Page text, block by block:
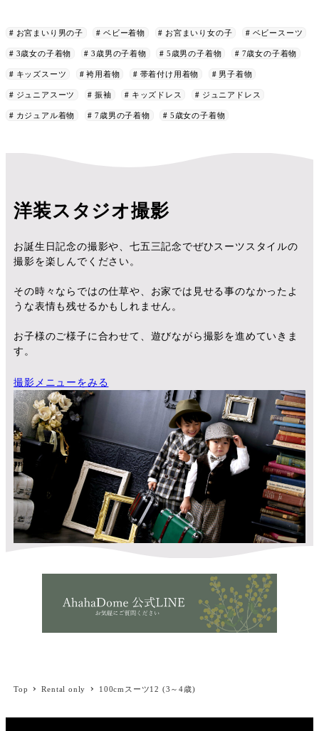
お宮まいり男の子 ベビー着物 お宮まいり女の子 ベビースーツ
3歳女の子着物 3歳男の子着物 5歳男の子着物 7歳女の子着物
キッズスーツ 袴用着物 帯着付け用着物 男子着物
ジュニアスーツ 振袖 キッズドレス ジュニアドレス
カジュアル着物 7歳男の子着物 5歳女の子着物
洋装スタジオ撮影
お誕生日記念の撮影や、七五三記念でぜひスーツスタイルの
撮影を楽しんでください。
その時々ならではの仕草や、お家では見せる事のなかったよ
うな表情も残せるかもしれません。
お子様のご様子に合わせて、遊びながら撮影を進めていきま
す。
撮影メニューをみる
Top Rental only 100cmスーツ12 (3～4歳)